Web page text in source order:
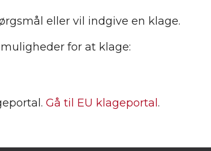
eller vil indgive en klage.
for at klage:
Gå til EU klageportal .